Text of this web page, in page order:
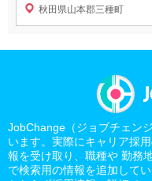
秋田県山本郡三種町
JobChange（ジョブチェン
います。実際にキャリア採
報を受け取り、職種や 勤務
で検索用の情報を追加してい